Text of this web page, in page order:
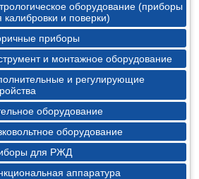
оборудование (приборы
калибровки и поверки)
приборы
и монтажное оборудование
и регулирующие
оборудование
оборудование
для РЖД
аппаратура